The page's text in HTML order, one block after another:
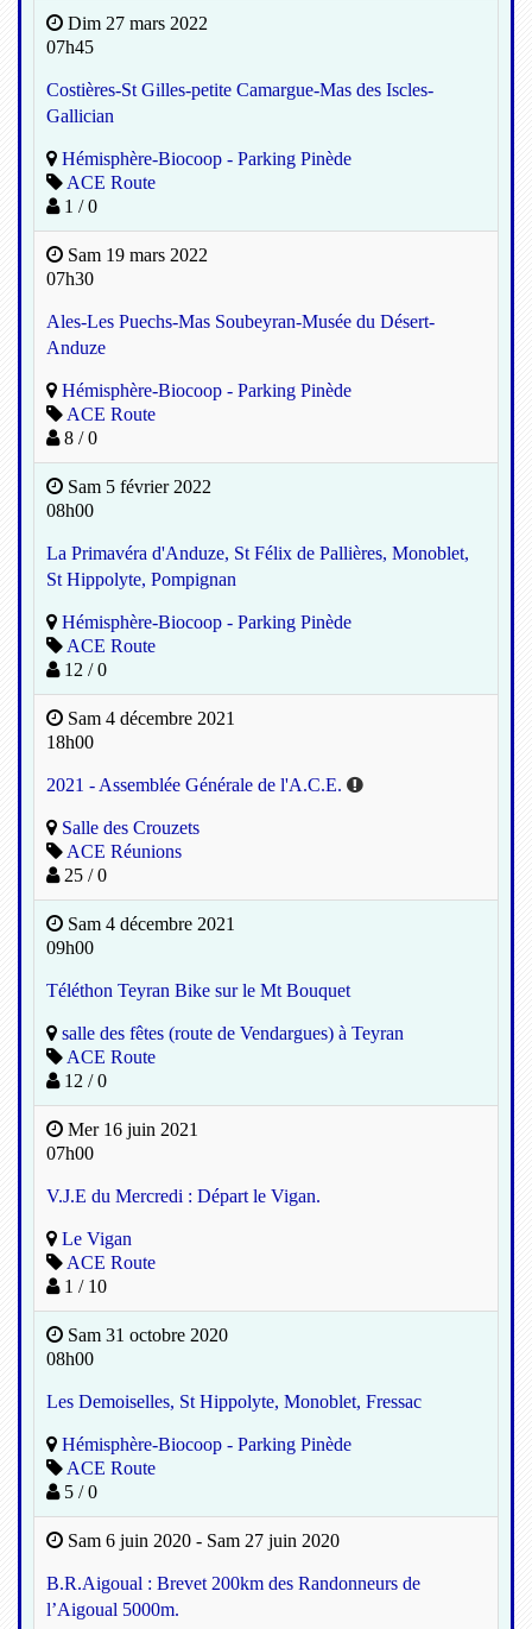
Dim 27 mars 2022
07h45
Costières-St Gilles-petite Camargue-Mas des Iscles-
Gallician
Hémisphère-Biocoop - Parking Pinède
ACE Route
1 / 0
Sam 19 mars 2022
07h30
Ales-Les Puechs-Mas Soubeyran-Musée du Désert-
Anduze
Hémisphère-Biocoop - Parking Pinède
ACE Route
8 / 0
Sam 5 février 2022
08h00
La Primavéra d'Anduze, St Félix de Pallières, Monoblet,
St Hippolyte, Pompignan
Hémisphère-Biocoop - Parking Pinède
ACE Route
12 / 0
Sam 4 décembre 2021
18h00
2021 - Assemblée Générale de l'A.C.E.
Salle des Crouzets
ACE Réunions
25 / 0
Sam 4 décembre 2021
09h00
Téléthon Teyran Bike sur le Mt Bouquet
salle des fêtes (route de Vendargues) à Teyran
ACE Route
12 / 0
Mer 16 juin 2021
07h00
V.J.E du Mercredi : Départ le Vigan.
Le Vigan
ACE Route
1 / 10
Sam 31 octobre 2020
08h00
Les Demoiselles, St Hippolyte, Monoblet, Fressac
Hémisphère-Biocoop - Parking Pinède
ACE Route
5 / 0
Sam 6 juin 2020 - Sam 27 juin 2020
B.R.Aigoual : Brevet 200km des Randonneurs de
l’Aigoual 5000m.